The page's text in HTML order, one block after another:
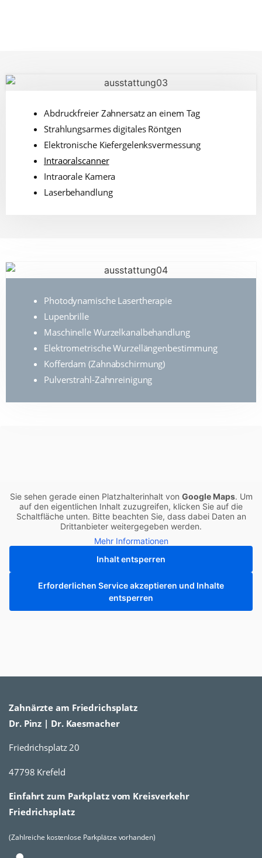
Abdruckfreier Zahnersatz an einem Tag
Strahlungsarmes digitales Röntgen
Elektronische Kiefergelenksvermessung
Intraoralscanner
Intraorale Kamera
Laserbehandlung
Photodynamische Lasertherapie
Lupenbrille
Maschinelle Wurzelkanalbehandlung
Elektrometrische Wurzellängenbestimmung
Kofferdam (Zahnabschirmung)
Pulverstrahl-Zahnreinigung
Sie sehen gerade einen Platzhalterinhalt von Google Maps. Um
auf den eigentlichen Inhalt zuzugreifen, klicken Sie auf die
Schaltfläche unten. Bitte beachten Sie, dass dabei Daten an
Drittanbieter weitergegeben werden.
Mehr Informationen
Inhalt entsperren
Erforderlichen Service akzeptieren und Inhalte
entsperren
Zahnärzte am Friedrichsplatz
Dr. Pinz | Dr. Kaesmacher
Friedrichsplatz 20
47798 Krefeld
Einfahrt zum Parkplatz vom Kreisverkehr
Friedrichsplatz
(Zahlreiche kostenlose Parkplätze vorhanden)